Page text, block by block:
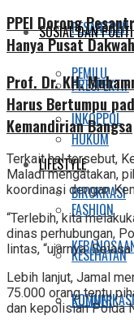
PESANTREN
PEMILU
INKOPPOL
LIFESTYLE
FASHION
KESEHATAN
KULINER
SOSIAL DAN
PRESPEKTIF
HUKUM
BIROKRASI
KOMUNIKASI
PPEI Dorong
Hanya Pusat Dakwah
Prof. Dr. KH.
Harus Bertumpu
Kemandirian Bangsa
Terkait hal tersebut,
Maladi mengatakan,
koordinasi dengan
“Terlebih, kita
dinas perhubungan,
lintas, “ujarnya.
Lebih lanjut, Jamal
75.000 orang tentu
dan kepolisian Polda